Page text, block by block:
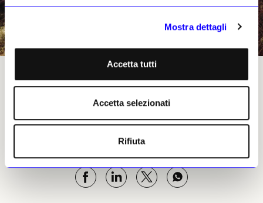
Mostra dettagli
Accetta tutti
Accetta selezionati
Rifiuta
©Mark Neville
Monica Poggi, 14 aprile 2022 |